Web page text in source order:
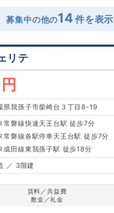
募集中の他の14
リテ
県我孫子市柴崎台３丁目8-19
常磐線快速天王台駅 徒歩7分
常磐線各駅停車天王台駅 徒歩7分
成田線東我孫子駅 徒歩18分
／ 3階建
賃料／共益費
敷金／礼金